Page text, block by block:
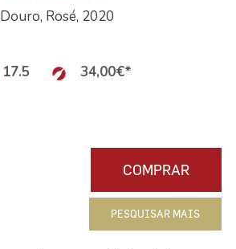
Douro, Rosé, 2020
17.5 34,00€*
COMPRAR
PESQUISAR MAIS